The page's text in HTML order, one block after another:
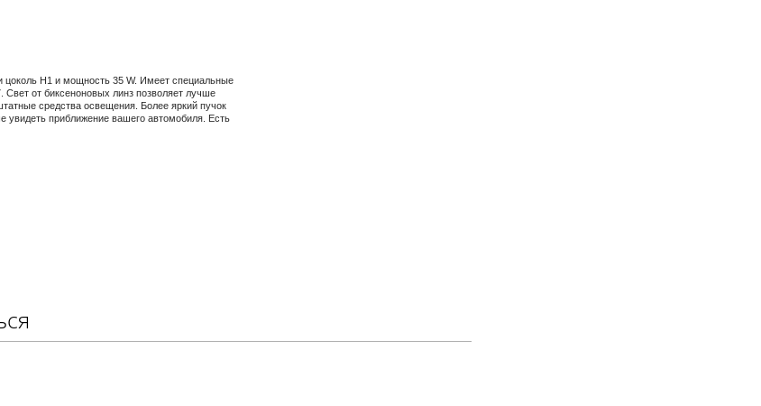
H1 и мощность 35 W. Имеет специальные
от биксеноновых линз позволяет лучше
средства освещения. Более яркий пучок
увидеть приближение вашего автомобиля. Есть